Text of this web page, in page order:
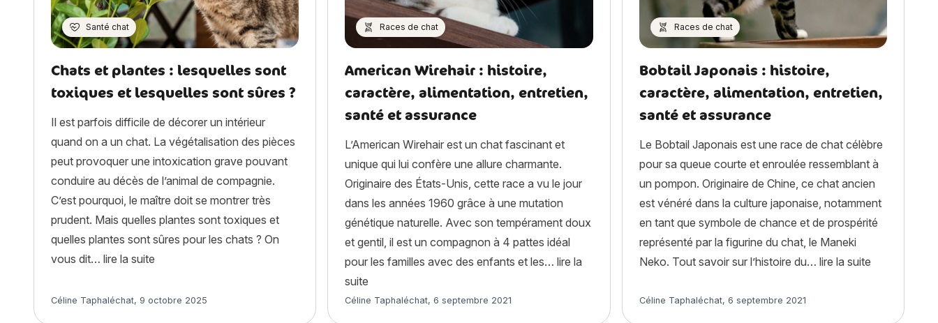
Santé chat
Chats et plantes : lesquelles sont
toxiques et lesquelles sont sûres ?
Il est parfois difficile de décorer un intérieur
quand on a un chat. La végétalisation des pièces
peut provoquer une intoxication grave pouvant
conduire au décès de l’animal de compagnie.
C’est pourquoi, le maître doit se montrer très
prudent. Mais quelles plantes sont toxiques et
quelles plantes sont sûres pour les chats ? On
vous dit… lire la suite « Chats et plantes : lesquelles sont toxiques et lesquelles sont sûres ? »
Article rédigé par
Céline Taphaléchat, 9 octobre 2025
Races de chat
American Wirehair : histoire,
caractère, alimentation, entretien,
santé et assurance
L’American Wirehair est un chat fascinant et
unique qui lui confère une allure charmante.
Originaire des États-Unis, cette race a vu le jour
dans les années 1960 grâce à une mutation
génétique naturelle. Avec son tempérament doux
et gentil, il est un compagnon à 4 pattes idéal
pour les familles avec des enfants et les…lire la
suite
Article rédigé par
Céline Taphaléchat,6 septembre 2021
Races de chat
Bobtail Japonais : histoire,
caractère, alimentation, entretien,
santé et assurance
Le Bobtail Japonais est une race de chat célèbre
pour sa queue courte et enroulée ressemblant à
un pompon. Originaire de Chine, ce chat ancien
est vénéré dans la culture japonaise, notamment
en tant que symbole de chance et de prospérité
représenté par la figurine du chat, le Maneki
Neko. Tout savoir sur l’histoire du… lire la suite« Bobtail
Article rédigé par
Céline Taphaléchat, 6 septembre 2021